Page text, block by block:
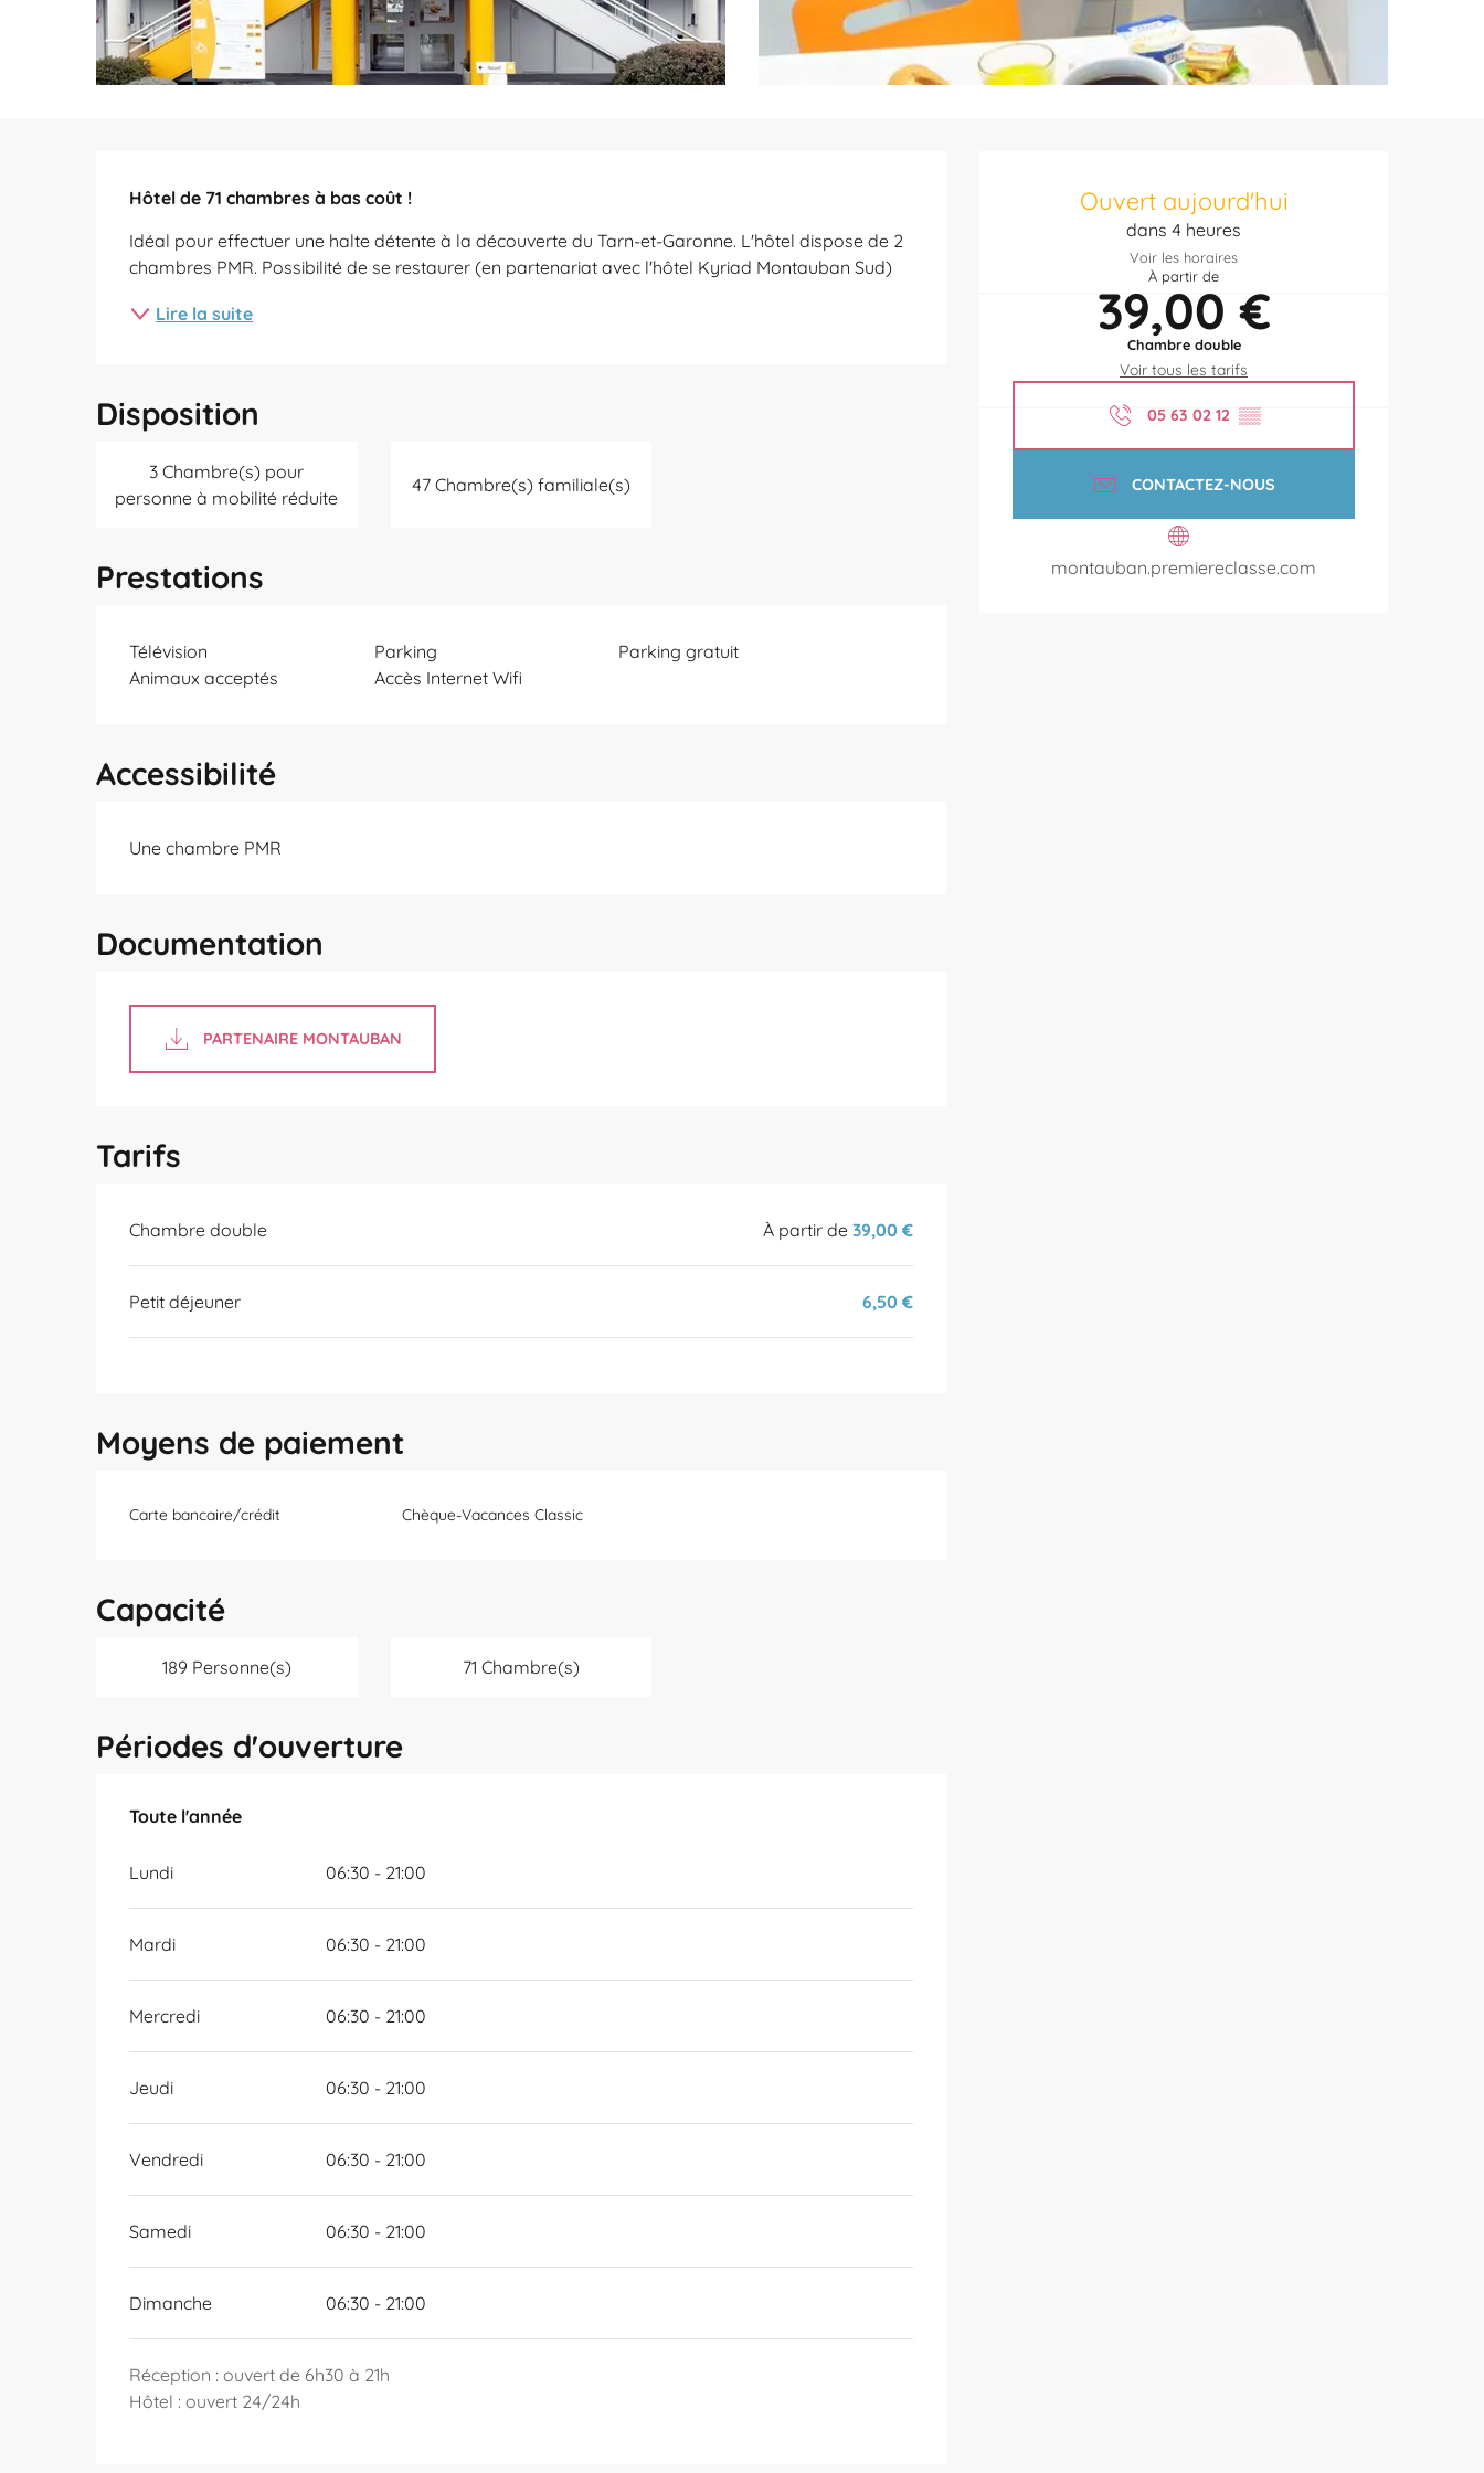
Ouvert aujourd'hui
dans 4 heures
Voir les horaires
À partir de
39,00 €
Chambre double
Voir tous les tarifs
05 63 02 12 ▒▒
CONTACTEZ-NOUS
montauban.premiereclasse.com
Hôtel de 71 chambres à bas coût !
Idéal pour effectuer une halte détente à la découverte du Tarn-et-Garonne. L'hôtel dispose de 2
chambres PMR. Possibilité de se restaurer (en partenariat avec l'hôtel Kyriad Montauban Sud)
Lire la suite
Disposition
3 Chambre(s) pour
personne à mobilité réduite
47 Chambre(s) familiale(s)
Prestations
Télévision Parking
Parking gratuit
Animaux acceptés
Accès Internet Wifi
Accessibilité
Une chambre PMR
Documentation
PARTENAIRE MONTAUBAN
Tarifs
Tarifs 2026
Chambre double À partir de39,00 €
Petit déjeuner 6,50 €
Moyens de paiement
Carte bancaire/crédit Chèque-Vacances Classic
Capacité
189 Personne(s) 71 Chambre(s)
Périodes d'ouverture
Toute l'année
Toute l'année
Lundi 06:30 - 21:00
Mardi 06:30 - 21:00
Mercredi 06:30 - 21:00
Jeudi 06:30 - 21:00
Vendredi 06:30 - 21:00
Samedi 06:30 - 21:00
Dimanche 06:30 - 21:00
Réception : ouvert de 6h30 à 21h
Hôtel : ouvert 24/24h